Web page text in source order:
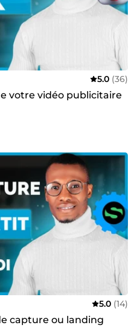
visuellement
et prêtes à vendre dès
à l’action ? Collaborons
une réussite totale !
5.0 (36)
votre vidéo publicitaire
5.0 (14)
capture ou landing